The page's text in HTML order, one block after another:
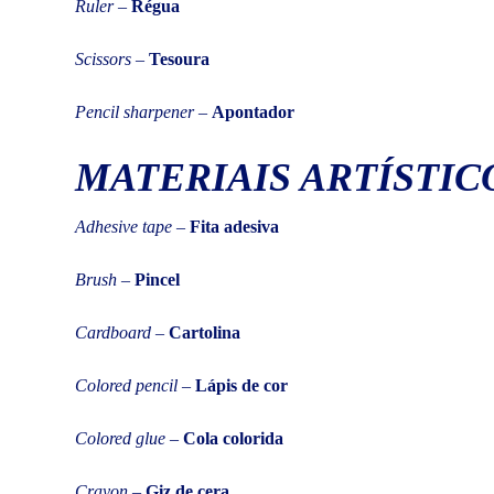
Ruler– Régua
Scissors – Tesoura
Pencil sharpener – Apontador
MATERIAIS
Adhesive tape – Fita adesiva
Brush – Pincel
Cardboard – Cartolina
Colored pencil – Lápis de cor
Colored glue – Cola colorida